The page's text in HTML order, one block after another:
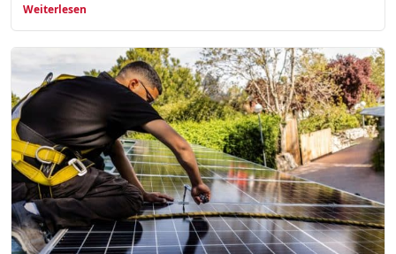
Weiterlesen